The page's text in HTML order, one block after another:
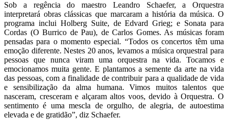
Sob a regência do maestro Leandro Schaefer, a Orquestra
interpretará obras clássicas que marcaram a história da música. O
programa inclui Holberg Suite, de Edvard Grieg; e Sonata para
Cordas (O Burrico de Pau), de Carlos Gomes. As músicas foram
pensadas para o momento especial. “Todos os concertos têm uma
emoção diferente. Nestes 20 anos, levamos a música orquestral para
pessoas que nunca viram uma orquestra na vida. Tocamos e
emocionamos muita gente. E plantamos a semente da arte na vida
das pessoas, com a finalidade de contribuir para a qualidade de vida
e sensibilização da alma humana. Vimos muitos talentos que
nasceram, cresceram e alçaram altos voos, devido à Orquestra. O
sentimento é uma mescla de orgulho, de alegria, de autoestima
elevada e de gratidão”, diz Schaefer.